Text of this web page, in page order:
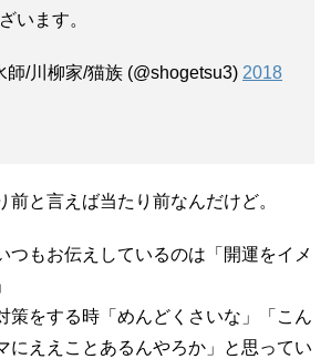
います。
/川柳家/猫族 (@shogetsu3) 2018
前と言えば当たり前なんだけど。
つもお伝えしているのは「開運をイメ
策をする時「めんどくさいな」「こん
にええことあるんやろか」と思ってい